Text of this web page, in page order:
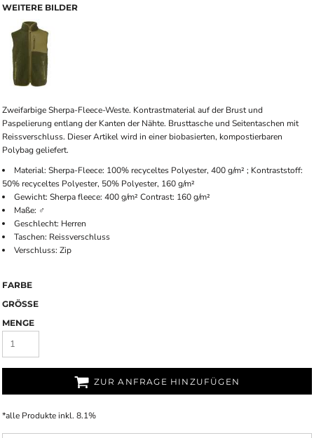
WEITERE BILDER
Zweifarbige Sherpa-Fleece-Weste. Kontrastmaterial auf der Brust und
Paspelierung entlang der Kanten der Nähte. Brusttasche und Seitentaschen mit
Reissverschluss. Dieser Artikel wird in einer biobasierten, kompostierbaren
Polybag geliefert.
Material: Sherpa-Fleece: 100% recyceltes Polyester, 400 g/m² ; Kontraststoff:
50% recyceltes Polyester, 50% Polyester, 160 g/m²
Gewicht: Sherpa fleece: 400 g/m² Contrast: 160 g/m²
Maße: ♂
Geschlecht: Herren
Taschen: Reissverschluss
Verschluss: Zip
FARBE
GRÖSSE
MENGE
ZUR ANFRAGE HINZUFÜGEN
*alle Produkte inkl. 8.1%